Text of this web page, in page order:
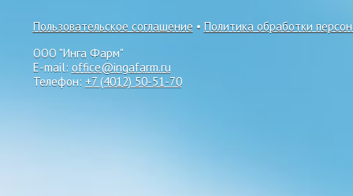
Пользовательское соглашение • Политика обработки
ООО "Инга Фарм"
E-mail: office@ingafarm.ru
Телефон: +7 (4012) 50-51-70